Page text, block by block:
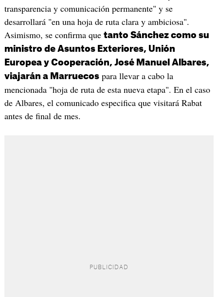
transparencia y comunicación permanente" y se
desarrollará "en una hoja de ruta clara y ambiciosa".
Asimismo, se confirma que tanto Sánchez como su
ministro de Asuntos Exteriores, Unión
Europea y Cooperación, José Manuel Albares,
viajarán a Marruecospara llevar a cabo la
mencionada "hoja de ruta de esta nueva etapa". En el caso
de Albares, el comunicado especifica que visitará Rabat
antes de final de mes.